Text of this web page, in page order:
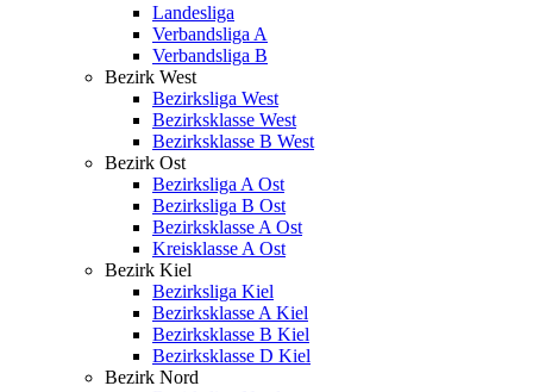
Landesliga
Verbandsliga A
Verbandsliga B
Bezirk West
Bezirksliga West
Bezirksklasse West
Bezirksklasse B West
Bezirk Ost
Bezirksliga A Ost
Bezirksliga B Ost
Bezirksklasse A Ost
Kreisklasse A Ost
Bezirk Kiel
Bezirksliga Kiel
Bezirksklasse A Kiel
Bezirksklasse B Kiel
Bezirksklasse D Kiel
Bezirk Nord